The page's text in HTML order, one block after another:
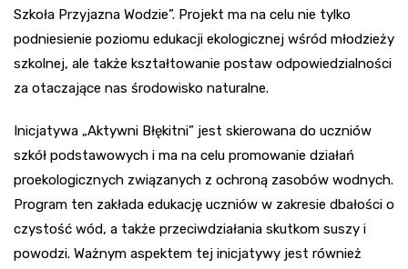
Szkoła Przyjazna Wodzie”. Projekt ma na celu nie tylko
podniesienie poziomu edukacji ekologicznej wśród młodzieży
szkolnej, ale także kształtowanie postaw odpowiedzialności
za otaczające nas środowisko naturalne.
Inicjatywa „Aktywni Błękitni” jest skierowana do uczniów
szkół podstawowych i ma na celu promowanie działań
proekologicznych związanych z ochroną zasobów wodnych.
Program ten zakłada edukację uczniów w zakresie dbałości o
czystość wód, a także przeciwdziałania skutkom suszy i
powodzi. Ważnym aspektem tej inicjatywy jest również